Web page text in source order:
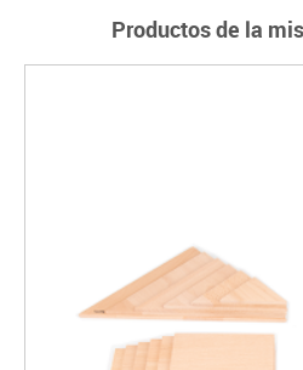
Productos de la